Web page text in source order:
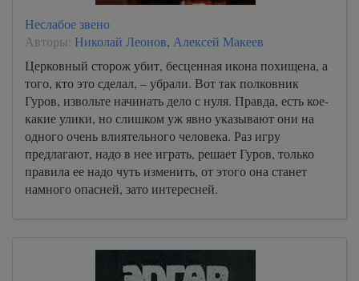
Неслабое звено
Авторы: Николай Леонов, Алексей Макеев
Церковный сторож убит, бесценная икона похищена, а
того, кто это сделал, – убрали. Вот так полковник
Гуров, извольте начинать дело с нуля. Правда, есть кое-
какие улики, но слишком уж явно указывают они на
одного очень влиятельного человека. Раз игру
предлагают, надо в нее играть, решает Гуров, только
правила ее надо чуть изменить, от этого она станет
намного опасней, зато интересней.